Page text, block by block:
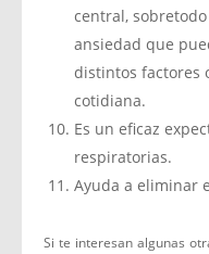
central,
ansiedad que
distintos factores
cotidiana.
Es un eficaz
respiratorias.
Ayuda a eliminar
Si te interesan algunas